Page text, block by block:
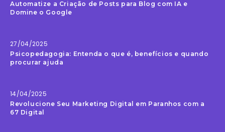
Automatize a Criação de Posts para Blog com IA e
Domine o Google
27/04/2025
Psicopedagogia: Entenda o que é, benefícios e quando
procurar ajuda
14/04/2025
Revolucione Seu Marketing Digital em Paranhos com a
67 Digital